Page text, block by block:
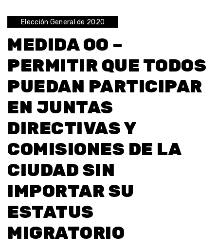
Elección General de 2020
MEDIDA OO –
PERMITIR QUE TODOS
PUEDAN PARTICIPAR
EN JUNTAS
DIRECTIVAS Y
COMISIONES DE LA
CIUDAD SIN
IMPORTAR SU
ESTATUS
MIGRATORIO